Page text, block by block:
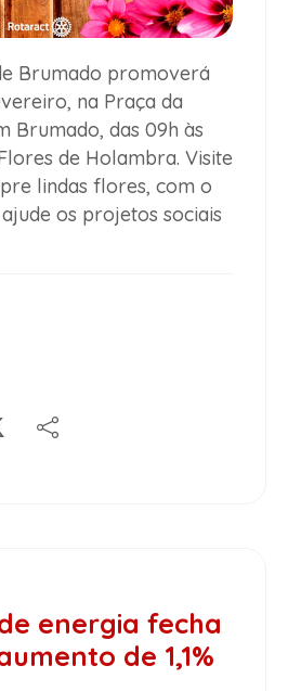
Brumado promoverá
na Praça da
Brumado, das 09h às
de Holambra. Visite
lindas flores, com o
os projetos sociais
energia fecha
de 1,1%